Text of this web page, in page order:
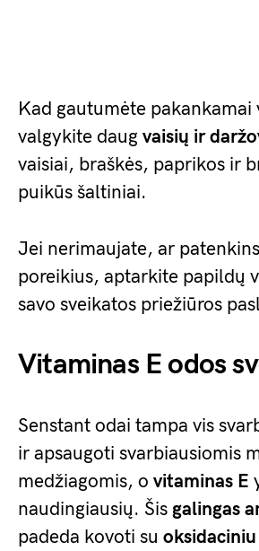
Kad gautumėte pakankamai
valgykite daug vaisių ir
vaisiai, braškės, paprikos ir
puikūs šaltiniai.
Jei nerimaujate, ar
poreikius, aptarkite papildų
savo sveikatos priežiūros
Vitaminas E odos
Senstant odai tampa vis
ir apsaugoti svarbiausiomis
medžiagomis, o vitaminas E
naudingiausių. Šis galingas
padeda kovoti su